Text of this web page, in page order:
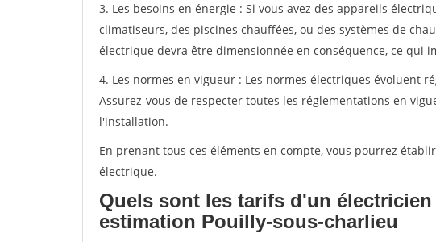
3. Les besoins en énergie : Si vous avez des appareils
climatiseurs, des piscines chauffées, ou des systèmes de
électrique devra être dimensionnée en conséquence, ce qui
4. Les normes en vigueur : Les normes électriques évoluent
Assurez-vous de respecter toutes les réglementations en
l'installation.
En prenant tous ces éléments en compte, vous pourrez
électrique.
Quels sont les tarifs d'un
estimation Pouilly-sous-charlieu